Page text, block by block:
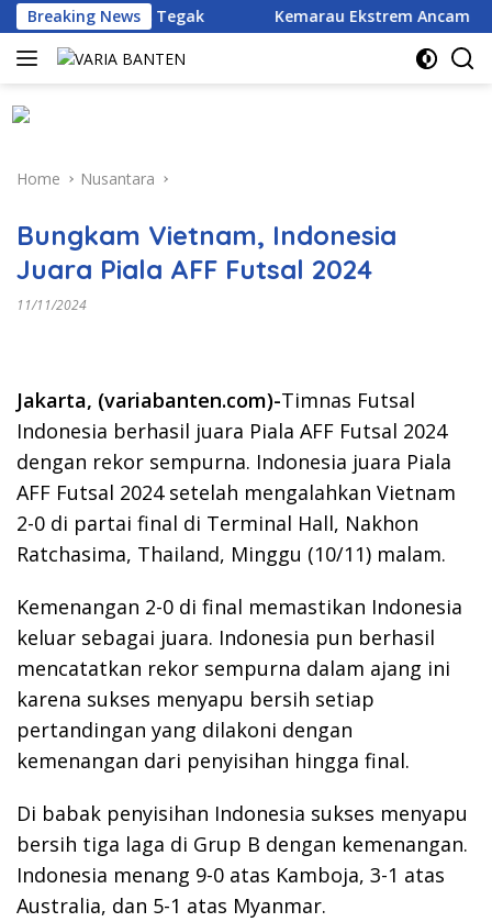
Skip
to
content
Breaking News
Harus Tegak Kemarau Ekstrem Ancam 43
Home Nusantara
Bungkam Vietnam, Indonesia
Juara Piala AFF Futsal 2024
11/11/2024
Jakarta, (variabanten.com)-Timnas Futsal
Indonesia berhasil juara Piala AFF Futsal 2024
dengan rekor sempurna. Indonesia juara Piala
AFF Futsal 2024 setelah mengalahkan Vietnam
2-0 di partai final di Terminal Hall, Nakhon
Ratchasima, Thailand, Minggu (10/11) malam.
Kemenangan 2-0 di final memastikan Indonesia
keluar sebagai juara. Indonesia pun berhasil
mencatatkan rekor sempurna dalam ajang ini
karena sukses menyapu bersih setiap
pertandingan yang dilakoni dengan
kemenangan dari penyisihan hingga final.
Di babak penyisihan Indonesia sukses menyapu
bersih tiga laga di Grup B dengan kemenangan.
Indonesia menang 9-0 atas Kamboja, 3-1 atas
Australia, dan 5-1 atas Myanmar.